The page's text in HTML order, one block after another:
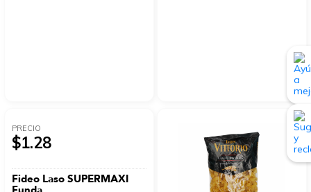
PRECIO
$1.28
Fideo Laso SUPERMAXI